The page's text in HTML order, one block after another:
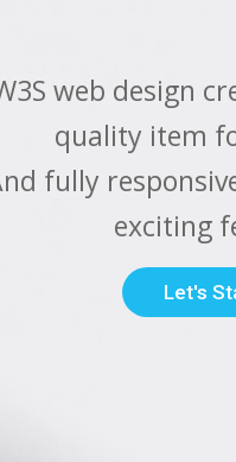
Simple, clean &
Let's